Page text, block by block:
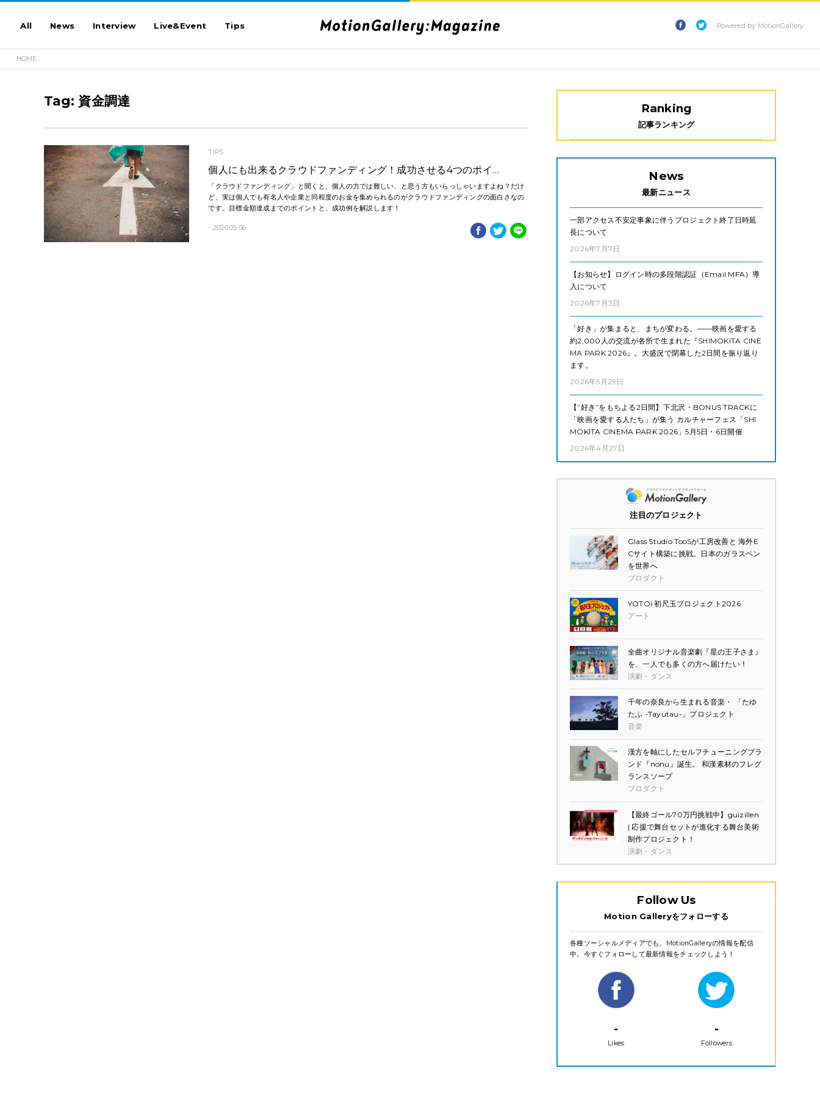
Powered by MotionGallery
All News Interview Live&Event Tips
HOME
Tag: 資金調達
TIPS
個人にも出来るクラウドファンディング！成功させる4つのポイ…
「クラウドファンディング」と聞くと、個人の力では難しい、と思う方もいらっしゃいますよね？だけ
ど、実は個人でも有名人や企業と同程度のお金を集められるのがクラウドファンディングの面白さなの
です。目標金額達成までのポイントと、成功例を解説します！
- 2020.05.06
Ranking
記事ランキング
News
最新ニュース
一部アクセス不安定事象に伴うプロジェクト終了日時延
長について
2026年7月7日
【お知らせ】ログイン時の多段階認証（Email MFA）導
入について
2026年7月3日
「好き」が集まると、まちが変わる。——映画を愛する
約2,000人の交流が各所で生まれた『SHIMOKITA CINE
MA PARK 2026』。大盛況で閉幕した2日間を振り返り
ます。
2026年5月29日
【”好き”をもちよる2日間】下北沢・BONUS TRACKに
「映画を愛する人たち」が集う カルチャーフェス「SHI
MOKITA CINEMA PARK 2026」5月5日・6日開催
2026年4月27日
注目のプロジェクト
Glass Studio TooSが工房改善と 海外E
Cサイト構築に挑戦。日本のガラスペン
を世界へ
プロダクト
YOTOi 初尺玉プロジェクト2026
アート
全曲オリジナル音楽劇『星の王子さま』
を、一人でも多くの方へ届けたい！
演劇・ダンス
千年の奈良から生まれる音楽・ 「たゆ
たふ -Tayutau-」プロジェクト
音楽
漢方を軸にしたセルフチューニングブラ
ンド『nonu』誕生。 和漢素材のフレグ
ランスソープ
プロダクト
【最終ゴール70万円挑戦中】guizillen
| 応援で舞台セットが進化する舞台美術
制作プロジェクト！
演劇・ダンス
Follow Us
Motion Galleryをフォローする
各種ソーシャルメディアでも、MotionGalleryの情報を配信
中。今すぐフォローして最新情報をチェックしよう！
-
Likes
-
Followers